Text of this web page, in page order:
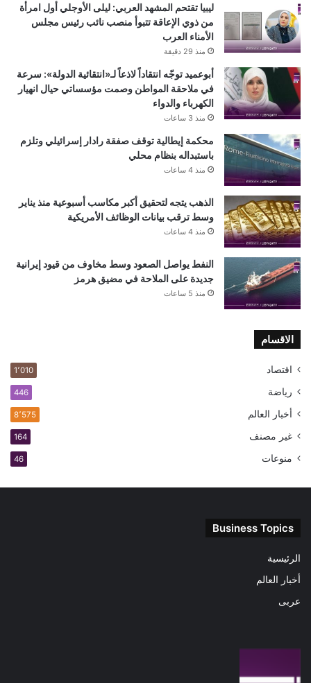
ليبيا تقتحم المشهد العربي: ليلى الأوجلي أول امرأة
من ذوي الإعاقة تتبوأ منصب نائب رئيس مجلس
الأمناء العرب
منذ 29 دقيقة
أبوعميد توجّه انتقاداً لاذعاً لـ«انتقائية الدولة»: سرعة
في ملاحقة المواطن وصمت مؤسساتي حيال انهيار
الكهرباء والدواء
منذ 3 ساعات
محكمة إيطالية توقف صفقة رادار إسرائيلي وتلزم
باستبداله بنظام محلي
منذ 4 ساعات
الذهب يتجه لتحقيق أكبر مكاسب أسبوعية منذ يناير
وسط ترقب بيانات الوظائف الأمريكية
منذ 4 ساعات
النفط يواصل الصعود وسط مخاوف من قيود إيرانية
جديدة على الملاحة في مضيق هرمز
منذ 5 ساعات
الاقسام
اقتصاد 1٬010
رياضة 446
أخبار العالم 8٬575
غير مصنف 164
منوعات 46
Business Topics
الرئيسية
أخبار العالم
عربى